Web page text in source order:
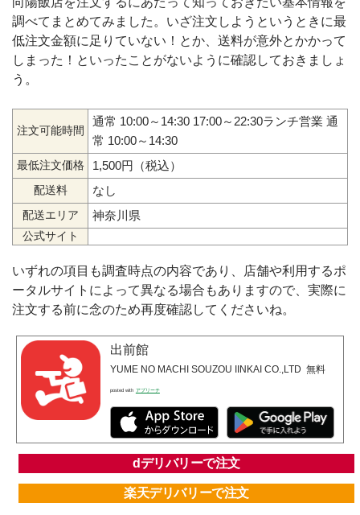
調べてまとめてみました。いざ注文しようというときに最
低注文金額に足りていない！とか、送料が意外とかかって
しまった！といったことがないように確認しておきましょ
う。
注文可能時間
通常 10:00～14:30 17:00～22:30ランチ営業 通
常 10:00～14:30
最低注文価格 1,500円（税込）
配送料 なし
配送エリア 神奈川県
公式サイト
いずれの項目も調査時点の内容であり、店舗や利用するポ
ータルサイトによって異なる場合もありますので、実際に
注文する前に念のため再度確認してくださいね。
出前館
YUME NO MACHI SOUZOU IINKAI CO.,LTD 無料
posted with アプリーチ
dデリバリーで注文
楽天デリバリーで注文